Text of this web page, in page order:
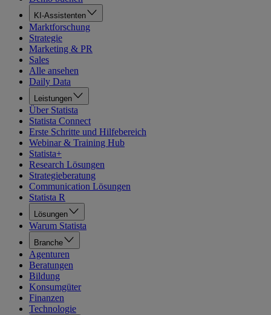
KI-Assistenten
Marktforschung
Strategie
Marketing & PR
Sales
Alle ansehen
Daily Data
Leistungen
Über Statista
Statista Connect
Erste Schritte und Hilfebereich
Webinar & Training Hub
Statista+
Research Lösungen
Strategieberatung
Communication Lösungen
Statista R
Lösungen
Warum Statista
Branche
Agenturen
Beratungen
Bildung
Konsumgüter
Finanzen
Technologie